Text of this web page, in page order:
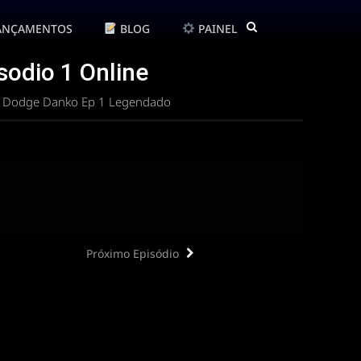
BLOG PAINEL
1 Online
Danko Ep 1 Legendado
Próximo Episódio